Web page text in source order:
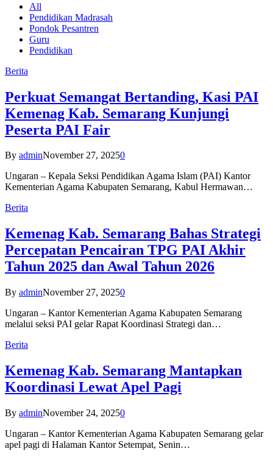
All
Pendidikan Madrasah
Pondok Pesantren
Guru
Pendidikan
Berita
Perkuat Semangat Bertanding, Kasi PAI
Kemenag Kab. Semarang Kunjungi
Peserta PAI Fair
By adminNovember 27, 20250
Ungaran – Kepala Seksi Pendidikan Agama Islam (PAI) Kantor
Kementerian Agama Kabupaten Semarang, Kabul Hermawan…
Berita
Kemenag Kab. Semarang Bahas Strategi
Percepatan Pencairan TPG PAI Akhir
Tahun 2025 dan Awal Tahun 2026
By adminNovember 27, 20250
Ungaran – Kantor Kementerian Agama Kabupaten Semarang
melalui seksi PAI gelar Rapat Koordinasi Strategi dan…
Berita
Kemenag Kab. Semarang Mantapkan
Koordinasi Lewat Apel Pagi
By adminNovember 24, 20250
Ungaran – Kantor Kementerian Agama Kabupaten Semarang gelar
apel pagi di Halaman Kantor Setempat, Senin…